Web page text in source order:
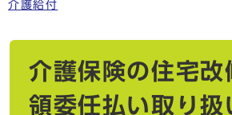
介護給付
介護保険の住宅改
領委任払い取り扱